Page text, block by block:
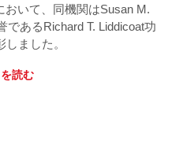
いて、同機関はSusan M.
あるRichard T. Liddicoat功
ました。
読む